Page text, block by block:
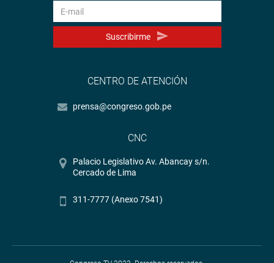
Suscribirme
CENTRO DE ATENCIÓN
prensa@congreso.gob.pe
CNC
Palacio Legislativo Av. Abancay s/n.
Cercado de Lima
311-7777 (Anexo 7541)